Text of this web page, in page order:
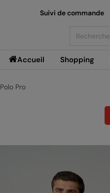
Accueil Shopping
Suivi de commande
Polo Pro